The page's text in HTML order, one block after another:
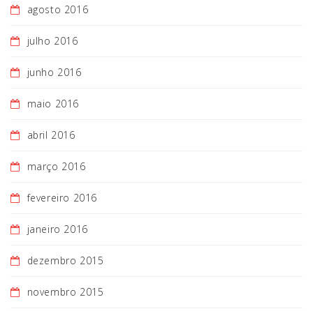
agosto 2016
julho 2016
junho 2016
maio 2016
abril 2016
março 2016
fevereiro 2016
janeiro 2016
dezembro 2015
novembro 2015